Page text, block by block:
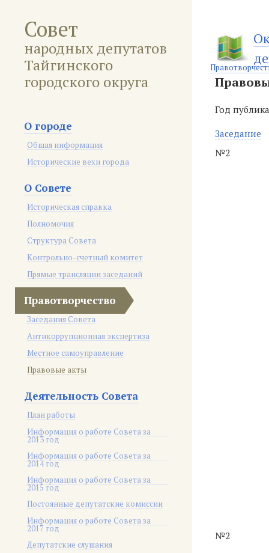
Совет
народных депутатов
Тайгинского
городского округа
О городе
Общая информация
Исторические вехи города
О Совете
Историческая справка
Полномочия
Структура Совета
Контрольно-счетный комитет
Прямые трансляции заседаний
Правотворчество
Заседания Совета
Антикоррупционная экспертиза
Местное самоуправление
Правовые акты
Деятельность Совета
План работы
Информация о работе Совета за
2013 год
Информация о работе Совета за
2014 год
Информация о работе Совета за
2015 год
Постоянные депутатские комиссии
Информация о работе Совета за
2017 год
Депутатские слушания
Год
Заседание
№2
№2